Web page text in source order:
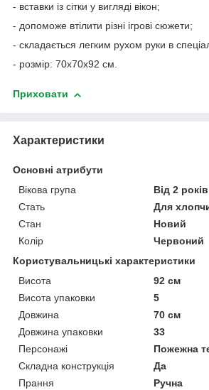
- вставки із сітки у вигляді вікон;
- допоможе втілити різні ігрові сюжети;
- складається легким рухом руки в
- розмір: 70х70х92 см.
Приховати
Характеристики
Основні атрибути
Вікова група
Від 2 років
Стать
Для
Стан
Новий
Колір
Червоний
Користувальницькі характеристики
Висота
92 см
Висота упаковки
5
Довжина
70 см
Довжина упаковки
33
Персонажі
Пожежна
Складна конструкція
Да
Прання
Ручна